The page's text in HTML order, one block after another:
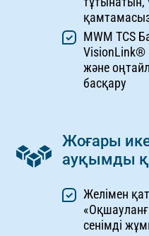
қамтамасыз
MWM TCS
VisionLink®
және
басқару
Жоғары
ауқымды
Желімен
сенімді